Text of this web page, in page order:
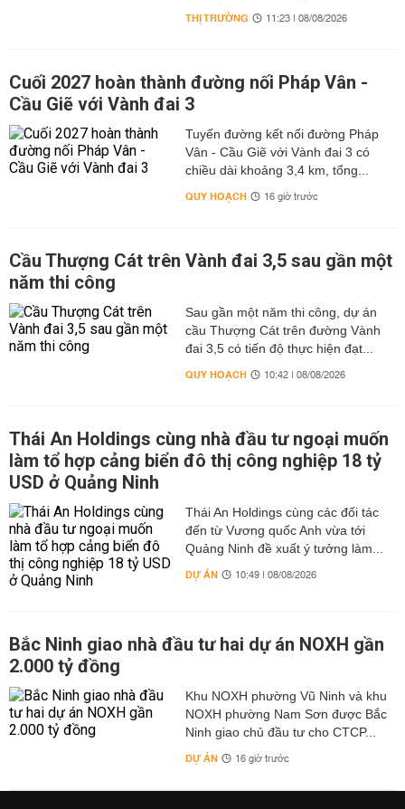
THỊ TRƯỜNG 11:23 | 08/08/2026
Cuối 2027 hoàn thành đường nối Pháp Vân -
Cầu Giẽ với Vành đai 3
Tuyến đường kết nối đường Pháp
Vân - Cầu Giẽ với Vành đai 3 có
chiều dài khoảng 3,4 km, tổng...
QUY HOẠCH 16 giờ trước
Cầu Thượng Cát trên Vành đai 3,5 sau gần một
năm thi công
Sau gần một năm thi công, dự án
cầu Thượng Cát trên đường Vành
đai 3,5 có tiến độ thực hiện đạt...
QUY HOẠCH 10:42 | 08/08/2026
Thái An Holdings cùng nhà đầu tư ngoại muốn
làm tổ hợp cảng biển đô thị công nghiệp 18 tỷ
USD ở Quảng Ninh
Thái An Holdings cùng các đối tác
đến từ Vương quốc Anh vừa tới
Quảng Ninh đề xuất ý tưởng làm...
DỰ ÁN 10:49 | 08/08/2026
Bắc Ninh giao nhà đầu tư hai dự án NOXH gần
2.000 tỷ đồng
Khu NOXH phường Vũ Ninh và khu
NOXH phường Nam Sơn được Bắc
Ninh giao chủ đầu tư cho CTCP...
DỰ ÁN 16 giờ trước